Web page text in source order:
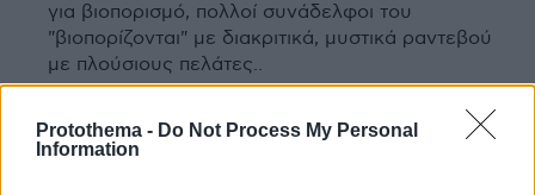
Protothema - Do Not Process My Personal
Information
για βιοπορισμό, πολλοί συνάδελφοι του
"βιοπορίζονται" με διακριτικά, μυστικά ραντεβού
με πλούσιους πελάτες..